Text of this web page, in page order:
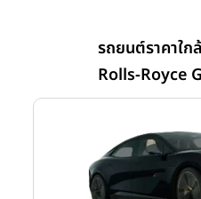
รถยนต์ราคาใก
Rolls-Royce